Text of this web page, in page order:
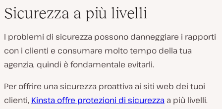
Sicurezza a più livelli
I problemi di sicurezza possono danneggiare i rapporti
con i clienti e consumare molto tempo della tua
agenzia, quindi è fondamentale evitarli.
Per offrire una sicurezza proattiva ai siti web dei tuoi
clienti, Kinsta offre protezioni di sicurezza a più livelli.